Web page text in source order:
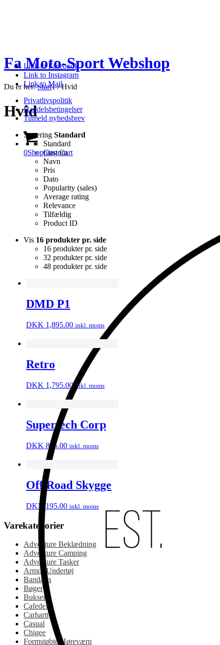
Link to Facebook
Link to Instagram
Link to Mail
Privatlivspolitik
Handelsbetingelser
Tilmeld nyhedsbrev
0Shopping Cart
Fa Moto-Sport Webshop
Du er her: Start1 / Hvid
Hvid
Sortering Standard
Standard
Custom
Navn
Pris
Dato
Popularity (sales)
Average rating
Relevance
Tilfældig
Product ID
Vis 16 produkter pr. side
16 produkter pr. side
32 produkter pr. side
48 produkter pr. side
DMD P1
DKK 1,895.00 inkl. moms
Retro
DKK 1,795.00 inkl. moms
Supertech Corp
DKK 895.00 inkl. moms
Off Road Skygge
DKK195.00 inkl. moms
Varekategorier
Adventure Beklædning
Adventure Camping
Adventure Tasker
Armor Undertøj
Bandana
Bøger
Bukser
Cafedele
Carhartt
Casual
Chigee
Formstøbte Høreværn